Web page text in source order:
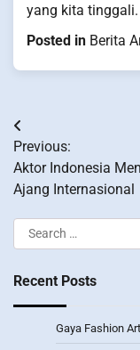
yang kita tinggali.
Posted in Berita
Post
navigation
Previous:
Aktor Indonesia
Ajang Internasional
Search
for:
Recent Posts
Gaya Fashion